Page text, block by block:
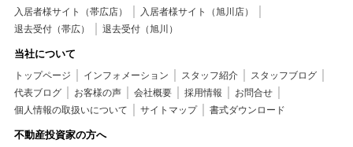
入居者様サイト（帯広店）
入居者様サイト（旭川店）
退去受付（帯広）
退去受付（旭川）
当社について
トップページ インフォメーション スタッフ紹介
スタッフブログ
代表ブログ
お客様の声 会社概要 採用情報
お問合せ
個人情報の取扱いについて
サイトマップ 書式ダウンロード
不動産投資家の方へ